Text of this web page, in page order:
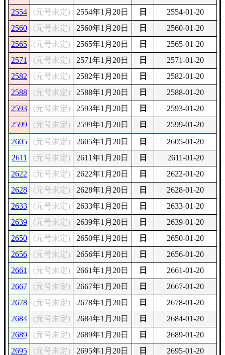
2554
(元号未定) 2554年1月20日 日
2554-01-20
2560
(元号未定) 2560年1月20日 日
2560-01-20
2565
(元号未定) 2565年1月20日 日
2565-01-20
2571
(元号未定) 2571年1月20日 日
2571-01-20
2582
(元号未定) 2582年1月20日 日
2582-01-20
2588
(元号未定) 2588年1月20日 日
2588-01-20
2593
(元号未定) 2593年1月20日 日
2593-01-20
2599
(元号未定) 2599年1月20日 日
2599-01-20
2605
(元号未定) 2605年1月20日 日
2605-01-20
2611
(元号未定) 2611年1月20日 日
2611-01-20
2622
(元号未定) 2622年1月20日 日
2622-01-20
2628
(元号未定) 2628年1月20日 日
2628-01-20
2633
(元号未定) 2633年1月20日 日
2633-01-20
2639
(元号未定) 2639年1月20日 日
2639-01-20
2650
(元号未定) 2650年1月20日 日
2650-01-20
2656
(元号未定) 2656年1月20日 日
2656-01-20
2661
(元号未定) 2661年1月20日 日
2661-01-20
2667
(元号未定) 2667年1月20日 日
2667-01-20
2678
(元号未定) 2678年1月20日 日
2678-01-20
2684
(元号未定) 2684年1月20日 日
2684-01-20
2689
(元号未定) 2689年1月20日 日
2689-01-20
2695
(元号未定) 2695年1月20日 日
2695-01-20